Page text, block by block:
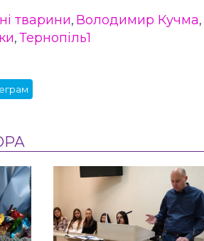
тварини, Володимир Кучма,
, Тернопіль1